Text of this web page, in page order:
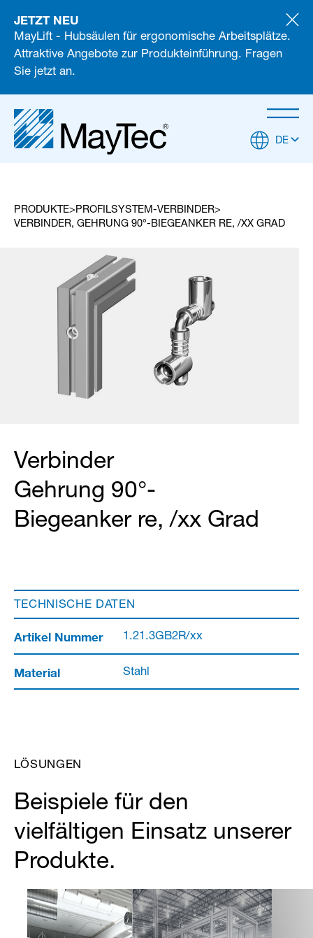
JETZT NEU
MayLift - Hubsäulen für ergonomische Arbeitsplätze.
Attraktive Angebote zur Produkteinführung. Fragen
Sie jetzt an.
DE
PRODUKTE
PROFILSYSTEM-VERBINDER
VERBINDER, GEHRUNG 90°-BIEGEANKER RE, /XX GRAD
Verbinder
Gehrung 90°-
Biegeanker re, /xx Grad
TECHNISCHE DATEN
Artikel Nummer 1.21.3GB2R/xx
Material Stahl
LÖSUNGEN
Beispiele für den
vielfältigen Einsatz unserer
Produkte.